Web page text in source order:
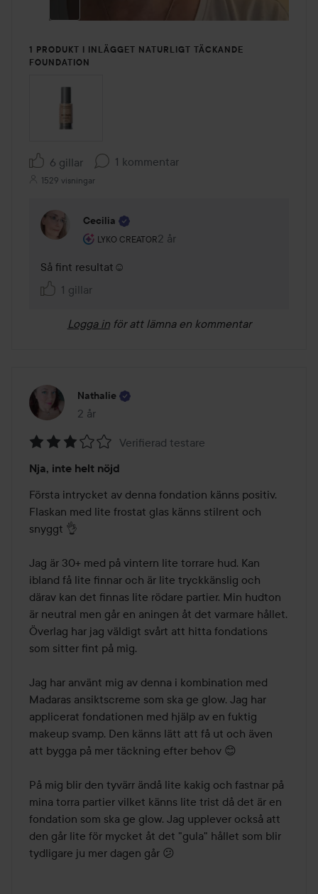
1 PRODUKT I INLÄGGET NATURLIGT TÄCKANDE
FOUNDATION
6 gillar 1 kommentar
1529 visningar
Cecilia
LYKO CREATOR
Användarens roll: Lyko Creator.
2 år
Kommentaren lades 2 år
Så fint resultat☺
1 gillar
Logga in för att lämna en kommentar
Nathalie
2 år
Inlägget skapades 2 år
3
av
5
Verifierad testare
Nja, inte helt nöjd
Första intrycket av denna fondation känns positiv.
Flaskan med lite frostat glas känns stilrent och
snyggt 👌
Jag är 30+ med på vintern lite torrare hud. Kan
ibland få lite finnar och är lite tryckkänslig och
därav kan det finnas lite rödare partier. Min hudton
är neutral men går en aningen åt det varmare hållet.
Överlag har jag väldigt svårt att hitta fondations
som sitter fint på mig.
Jag har använt mig av denna i kombination med
Madaras ansiktscreme som ska ge glow. Jag har
applicerat fondationen med hjälp av en fuktig
makeup svamp. Den känns lätt att få ut och även
att bygga på mer täckning efter behov 😊
På mig blir den tyvärr ändå lite kakig och fastnar på
mina torra partier vilket känns lite trist då det är en
fondation som ska ge glow. Jag upplever också att
den går lite för mycket åt det "gula" hållet som blir
tydligare ju mer dagen går 😕